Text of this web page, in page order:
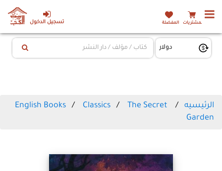
تسجيل الدخول المشتريات المفضلة
الرئيسيه English Books Classics
The Secret
Garden